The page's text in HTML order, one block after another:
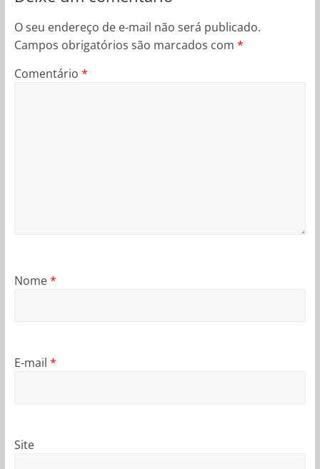
O seu endereço de e-mail não será publicado.
Campos obrigatórios são marcados com *
Comentário *
Nome*
E-mail *
Site